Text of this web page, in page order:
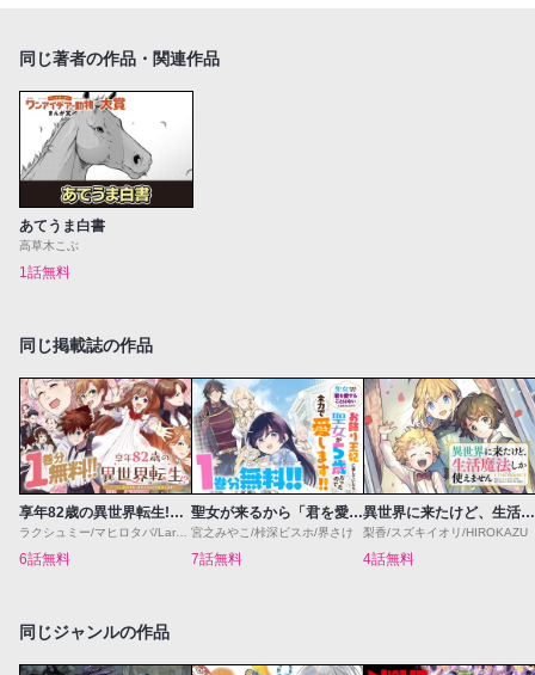
同じ著者の作品・関連作品
あてうま白書
高草木こぶ
1話無料
同じ掲載誌の作品
享年82歳の異世界転生!?〜ハズレ属性でも、スキルだけで無双します〜
ラクシュミー/マヒロタバ/Laruha
6話無料
聖女が来るから「君を愛することはない」と言われたのでお飾り王妃に徹していたら、聖女が5歳だったので全力で愛します!!
宮之みやこ/桛深ビスホ/界さけ
7話無料
異世界に来たけど、生活魔法しか使えません THE COMIC
梨香/スズキイオリ/HIROKAZU
4話無料
同じジャンルの作品